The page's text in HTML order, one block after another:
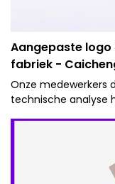
Aangepaste
fabriek -
Onze medewerkers
technische analyse
Logo Blue Bottom 2
Paper Packaging
vervaardigen. Het
van gebieden, zoals